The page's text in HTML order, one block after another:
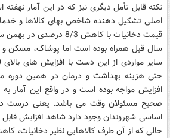
نکته قابل تأمل دیگری نیز که در این آمار
اصلی تشکیل دهنده شاخص بهای کالاها و
سال قبل همراه بوده است اما پوشاک، مسکن
افزایش مواجه بوده است و در واقع این آمار
صحیح مسئولان وقت می باشد. یعنی درست
اساسی شهروندان وجود دارد شاهد افزایش
حالی که از آن طرف کالاهایی نظیر دخانیات،